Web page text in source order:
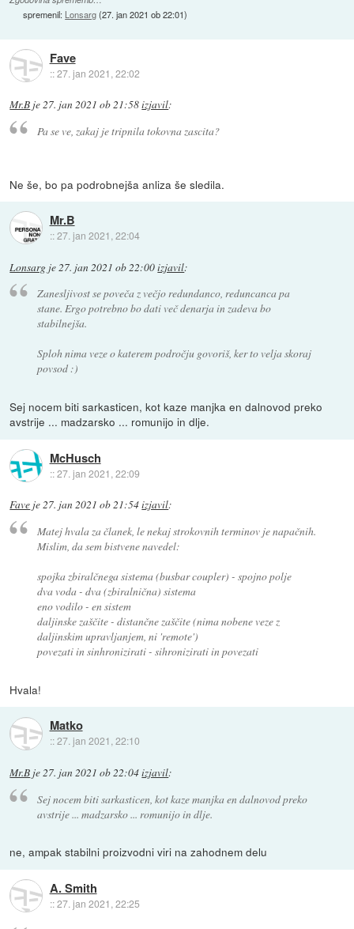
spremenil: Lonsarg(27. jan 2021 ob 22:01)
Fave
::27. jan 2021, 22:02
Mr.B je27. jan 2021 ob 21:58izjavil:
Pa se ve, zakaj je tripnila tokovna zascita?
Ne še, bo pa podrobnejša anliza še sledila.
Mr.B
::27. jan 2021, 22:04
Lonsarg je27. jan 2021 ob 22:00izjavil:
Zanesljivost se poveča z večjo redundanco, reduncanca pa
stane. Ergo potrebno bo dati več denarja in zadeva bo
stabilnejša.
Sploh nima veze o katerem področju govoriš, ker to velja skoraj
povsod :)
Sej nocem biti sarkasticen, kot kaze manjka en dalnovod preko
avstrije ... madzarsko ... romunijo in dlje.
McHusch
::27. jan 2021, 22:09
Fave je27. jan 2021 ob 21:54izjavil:
Matej hvala za članek, le nekaj strokovnih terminov je napačnih.
Mislim, da sem bistvene navedel:
spojka zbiralčnega sistema (busbar coupler) - spojno polje
dva voda - dva (zbiralnična) sistema
eno vodilo - en sistem
daljinske zaščite - distančne zaščite (nima nobene veze z
daljinskim upravljanjem, ni 'remote')
povezati in sinhronizirati - sihronizirati in povezati
Hvala!
Matko
::27. jan 2021, 22:10
Mr.B je27. jan 2021 ob 22:04izjavil:
Sej nocem biti sarkasticen, kot kaze manjka en dalnovod preko
avstrije ... madzarsko ... romunijo in dlje.
ne, ampak stabilni proizvodni viri na zahodnem delu
A. Smith
::27. jan 2021, 22:25